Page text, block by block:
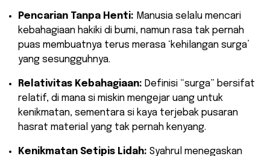
Pencarian Tanpa Henti: Manusia selalu mencari
kebahagiaan hakiki di bumi, namun rasa tak pernah
puas membuatnya terus merasa ‘kehilangan surga’
yang sesungguhnya.
Relativitas Kebahagiaan: Definisi “surga” bersifat
relatif, di mana si miskin mengejar uang untuk
kenikmatan, sementara si kaya terjebak pusaran
hasrat material yang tak pernah kenyang.
Kenikmatan Setipis Lidah: Syahrul menegaskan